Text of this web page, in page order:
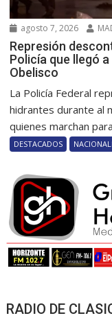
agosto 7, 2026
Represión
Policía que llegó
Obelisco
La Policía Federal
hidrantes durante al
quienes marchan
DESTACADOS
RADIO DE